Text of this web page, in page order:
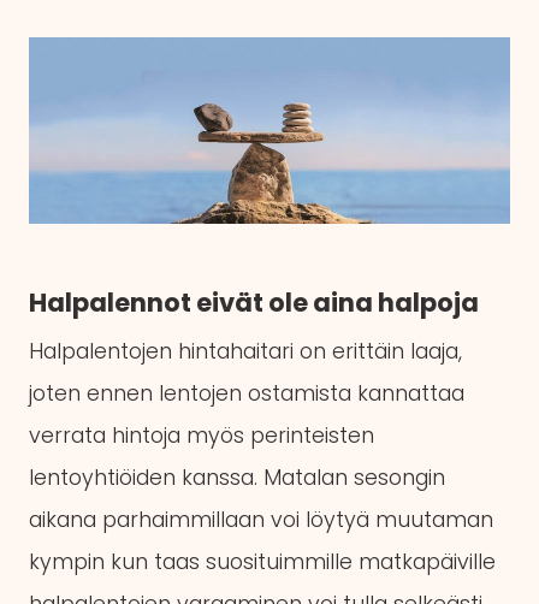
Halpalennot eivät ole aina halpoja
Halpalentojen hintahaitari on erittäin laaja,
joten ennen lentojen ostamista kannattaa
verrata hintoja myös perinteisten
lentoyhtiöiden kanssa. Matalan sesongin
aikana parhaimmillaan voi löytyä muutaman
kympin kun taas suosituimmille matkapäiville